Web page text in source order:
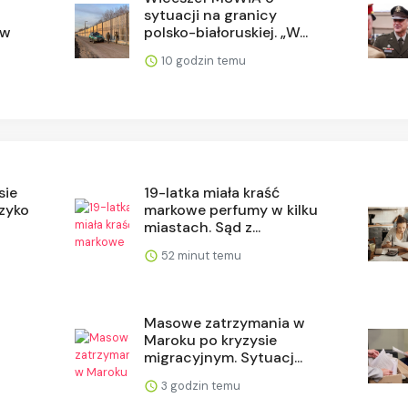
sytuacji na granicy
polsko-białoruskiej. „W...
10 godzin temu
19-latka miała kraść
markowe perfumy w kilku
miastach. Sąd z...
52 minut temu
Masowe zatrzymania w
Maroku po kryzysie
migracyjnym. Sytuacj...
3 godzin temu